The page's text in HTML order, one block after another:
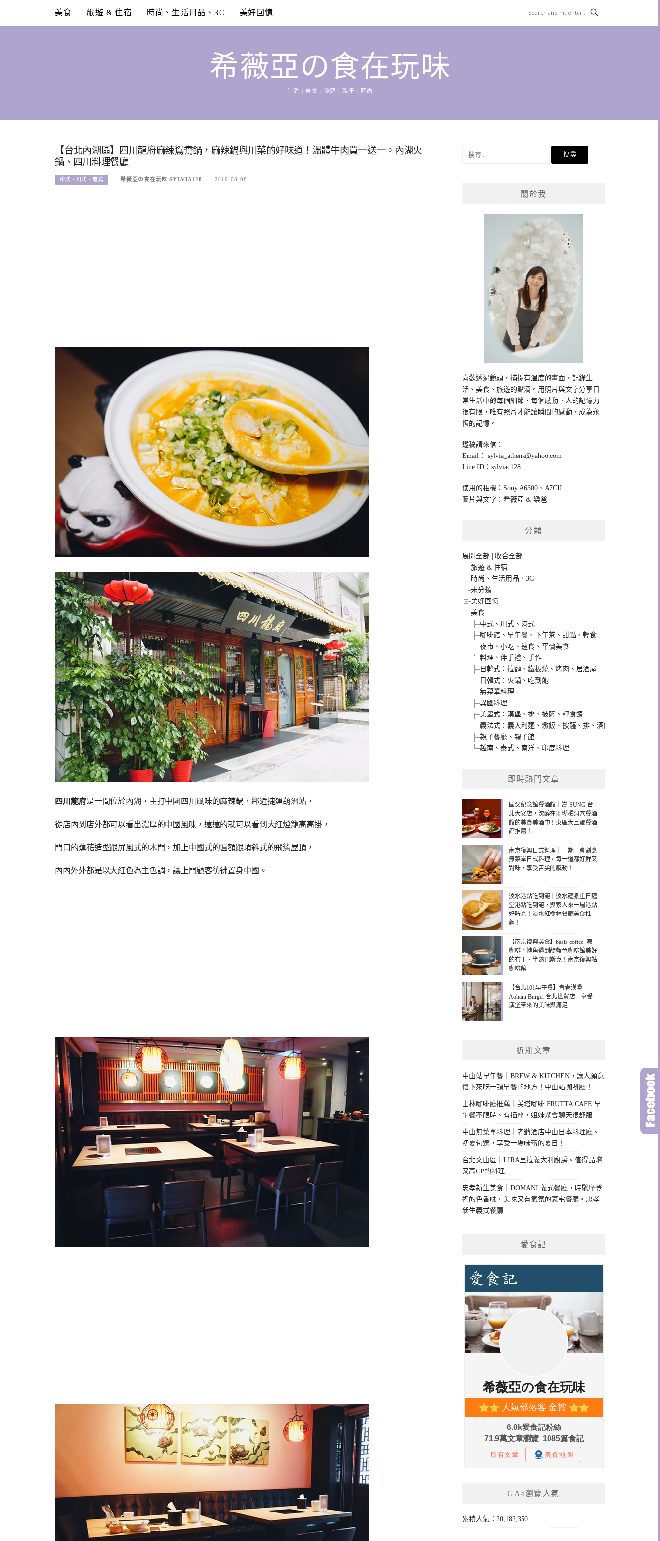
content
美食 旅遊 & 住宿 時尚、生活用品、3C 美好回憶
希薇亞の食在玩味
生活 | 美食 | 旅遊 | 親子 | 時尚
【台北內湖區】四川龍府麻辣鴛鴦鍋，麻辣鍋與川菜的好味道！溫體牛肉買一送一。內湖火
鍋、四川料理餐廳
中式、川式、港式 希薇亞の食在玩味 SYLVIA128 2019-08-08
四川龍府是一間位於內湖，主打中國四川風味的麻辣鍋，鄰近捷運葫洲站，
從店內到店外都可以看出濃厚的中國風味，遠遠的就可以看到大紅燈籠高高掛，
門口的蓮花造型跟屏風式的木門，加上中國式的匾額跟頃斜式的飛簷屋頂，
內內外外都是以大紅色為主色調，讓上門顧客彷彿置身中國。
關於我
喜歡透過鏡頭，捕捉有溫度的畫面，記錄生
活、美食、旅遊的點滴。用照片與文字分享日
常生活中的每個細節、每個感動。人的記憶力
很有限，唯有照片才能讓瞬間的感動，成為永
恆的記憶。
邀稿請來信：
Email：
sylvia_athena@yahoo.com
Line ID：sylviac128
使用的相機：Sony A6300、A7CII
圖片與文字：希薇亞 & 樂爸
分類
展開全部
收合全部
旅遊 & 住宿
時尚、生活用品、3C
未分類
美好回憶
美食
中式、川式、港式
咖啡館、早午餐、下午茶、甜點、輕食
夜市、小吃、速食、平價美食
料理、伴手禮、手作
日韓式：拉麵、鐵板燒、烤肉、居酒屋
日韓式：火鍋、吃到飽
無菜單料理
異國料理
美墨式：漢堡、排、披薩、輕食類
義法式：義大利麵、燉飯、披薩、排、酒館類
親子餐廳、親子館
越南、泰式、南洋、印度料理
即時熱門文章
國父紀念館餐酒館｜嵩 SUNG 台
北大安店，沈醉在珊瑚橘洞穴餐酒
館的美食美酒中！東區大巨蛋餐酒
館推薦！
南京復興日式料理｜一期一會割烹
無菜單日式料理，每一道都好鮮又
對味，享受舌尖的感動！
淡水港點吃到飽｜淡水蘊泉庄日蘊
堂港點吃到飽，與家人來一場港點
好時光！淡水紅樹林餐廳美食推
薦！
【南京復興美食】basis coffee. 源
咖啡。轉角遇到靛藍色咖啡館美好
的布丁、半熟巴斯克！南京復興站
咖啡館
【台北101早午餐】青春漢堡
Aoharu Burger 台北世貿店，享受
漢堡帶來的美味與滿足
近期文章
中山站早午餐｜BREW & KITCHEN，讓人願意
慢下來吃一頓早餐的地方！中山站咖啡廳！
士林咖啡廳推薦｜芙塔咖啡 FRUTTA CAFE 早
午餐不限時、有插座，姐妹聚會聊天很舒服
中山無菜單料理｜老爺酒店中山日本料理廳。
初夏旬選，享受一場味蕾的夏日！
台北文山區｜LIRA里拉義大利廚房。值得品嚐
又高CP的料理
忠孝新生美食｜DOMANI 義式餐廳，時髦摩登
裡的色香味，美味又有氣氛的豪宅餐廳。忠孝
新生義式餐廳
愛食記
GA4瀏覽人氣
累積人氣：20,182,350